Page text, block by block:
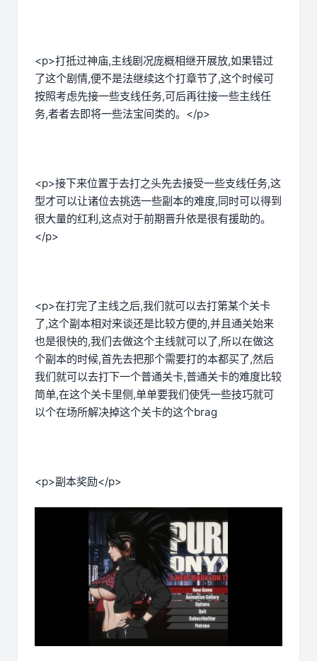
<p>打抵过神庙,主线剧况庞概相继开展放,如果错过
了这个剧情,便不是法继续这个打章节了,这个时候可
按照考虑先接一些支线任务,可后再往接一些主线任
务,者者去即将一些法宝间类的。</p>
<p>接下来位置于去打之头先去接受一些支线任务,这
型才可以让诸位去挑选一些副本的难度,同时可以得到
很大量的红利,这点对于前期晋升依是很有援助的。
</p>
<p>在打完了主线之后,我们就可以去打第某个关卡
了,这个副本相对来谈还是比较方便的,并且通关始来
也是很快的,我们去做这个主线就可以了,所以在做这
个副本的时候,首先去把那个需要打的本都买了,然后
我们就可以去打下一个普通关卡,普通关卡的难度比较
简单,在这个关卡里侧,单单要我们使凭一些技巧就可
以个在场所解决掉这个关卡的这个brag
<p>副本奖励</p>